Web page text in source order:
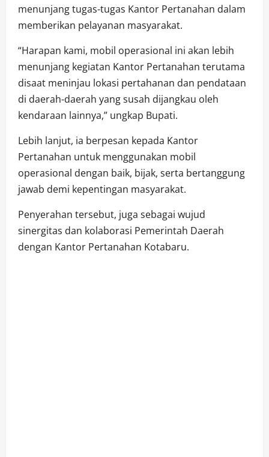
menunjang tugas-tugas Kantor Pertanahan dalam
memberikan pelayanan masyarakat.
“Harapan kami, mobil operasional ini akan lebih
menunjang kegiatan Kantor Pertanahan terutama
disaat meninjau lokasi pertahanan dan pendataan
di daerah-daerah yang susah dijangkau oleh
kendaraan lainnya,” ungkap Bupati.
Lebih lanjut, ia berpesan kepada Kantor
Pertanahan untuk menggunakan mobil
operasional dengan baik, bijak, serta bertanggung
jawab demi kepentingan masyarakat.
Penyerahan tersebut, juga sebagai wujud
sinergitas dan kolaborasi Pemerintah Daerah
dengan Kantor Pertanahan Kotabaru.